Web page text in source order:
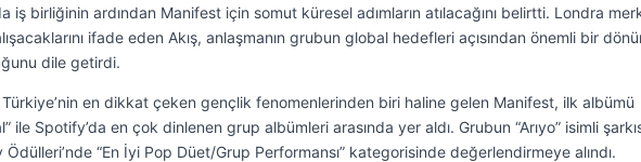
iş birliğinin ardından Manifest için somut küresel adımların atılacağını belirtti. Londra
ifade eden Akış, anlaşmanın grubun global hedefleri açısından önemli bir
dile getirdi.
Türkiye’nin en dikkat çeken gençlik fenomenlerinden biri haline gelen Manifest, ilk albümü
ile Spotify’da en çok dinlenen grup albümleri arasında yer aldı. Grubun “Arıyo” isimli
“En İyi Pop Düet/Grup Performansı” kategorisinde değerlendirmeye alındı.